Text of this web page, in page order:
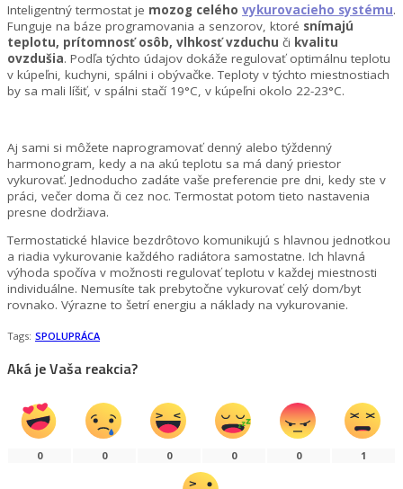
Inteligentný termostat je mozog celého vykurovacieho systému.
Funguje na báze programovania a senzorov, ktoré snímajú
teplotu, prítomnosť osôb, vlhkosť vzduchu či kvalitu
ovzdušia. Podľa týchto údajov dokáže regulovať optimálnu teplotu
v kúpeľni, kuchyni, spálni i obývačke. Teploty v týchto miestnostiach
by sa mali líšiť, v spálni stačí 19°C, v kúpeľni okolo 22-23°C.
Aj sami si môžete naprogramovať denný alebo týždenný
harmonogram, kedy a na akú teplotu sa má daný priestor
vykurovať. Jednoducho zadáte vaše preferencie pre dni, kedy ste v
práci, večer doma či cez noc. Termostat potom tieto nastavenia
presne dodržiava.
Termostatické hlavice bezdrôtovo komunikujú s hlavnou jednotkou
a riadia vykurovanie každého radiátora samostatne. Ich hlavná
výhoda spočíva v možnosti regulovať teplotu v každej miestnosti
individuálne. Nemusíte tak prebytočne vykurovať celý dom/byt
rovnako. Výrazne to šetrí energiu a náklady na vykurovanie.
Tags: SPOLUPRÁCA
Aká je Vaša reakcia?
0 0 0 0 0 1